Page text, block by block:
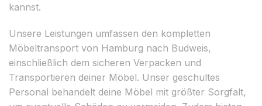
kannst.
Unsere Leistungen umfassen den kompletten
Möbeltransport von Hamburg nach Budweis,
einschließlich dem sicheren Verpacken und
Transportieren deiner Möbel. Unser geschultes
Personal behandelt deine Möbel mit größter Sorgfalt,